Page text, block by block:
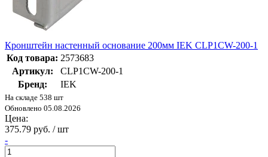
Кронштейн настенный основание 200мм IEK CLP1CW-200-1
Код товара: 2573683
Артикул:
CLP1CW-200-1
Бренд:
IEK
На складе 538 шт
Обновлено 05.08.2026
Цена:
375.79 руб. / шт
-